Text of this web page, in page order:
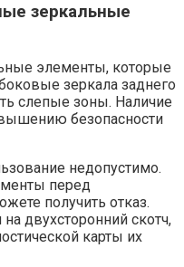
зеркальные
элементы, которые
зеркала заднего
слепые зоны. Наличие
безопасности
недопустимо.
перед
получить отказ.
двухсторонний скотч,
карты их